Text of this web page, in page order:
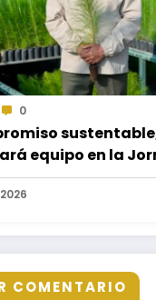
0
equipo en la
Reforestación
COMENTARIO